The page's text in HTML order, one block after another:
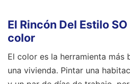
El Rincón Del Estilo
color
El color es la herramienta más
una vivienda. Pintar una